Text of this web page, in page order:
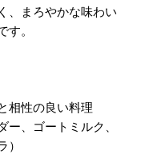
、まろやかな味わい
す。
相性の良い料理
ー、ゴートミルク、
）